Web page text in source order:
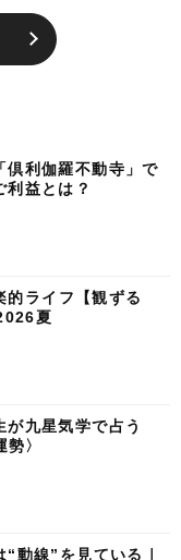
倶利伽羅不動寺」で
利益とは？
ライフ【観ずる
夏
が九星気学で占う
〉
動線”を見ている｜